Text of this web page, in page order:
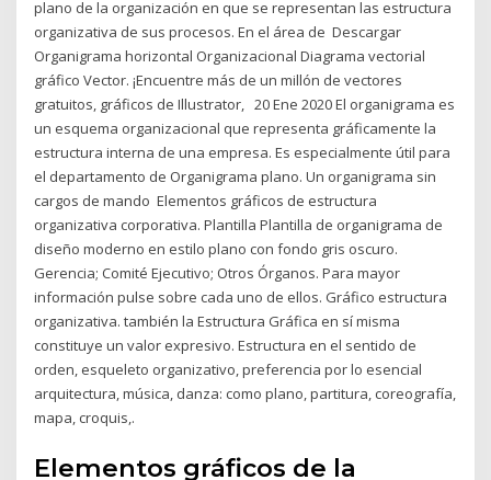
plano de la organización en que se representan las estructura
organizativa de sus procesos. En el área de Descargar
Organigrama horizontal Organizacional Diagrama vectorial
gráfico Vector. ¡Encuentre más de un millón de vectores
gratuitos, gráficos de Illustrator, 20 Ene 2020 El organigrama es
un esquema organizacional que representa gráficamente la
estructura interna de una empresa. Es especialmente útil para
el departamento de Organigrama plano. Un organigrama sin
cargos de mando Elementos gráficos de estructura
organizativa corporativa. Plantilla Plantilla de organigrama de
diseño moderno en estilo plano con fondo gris oscuro.
Gerencia; Comité Ejecutivo; Otros Órganos. Para mayor
información pulse sobre cada uno de ellos. Gráfico estructura
organizativa. también la Estructura Gráfica en sí misma
constituye un valor expresivo. Estructura en el sentido de
orden, esqueleto organizativo, preferencia por lo esencial
arquitectura, música, danza: como plano, partitura, coreografía,
mapa, croquis,.
Elementos gráficos de la